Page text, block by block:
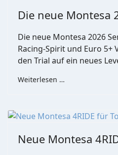
Die neue Montesa
Die neue Montesa 2026
Racing-Spirit und Euro 5+
den Trial auf ein neues
Weiterlesen …
Neue Montesa